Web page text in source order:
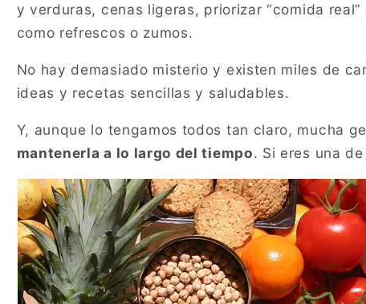
y verduras, cenas ligeras, priorizar “comida
como refrescos o zumos.
No hay demasiado misterio y existen miles de
ideas y recetas sencillas y saludables.
Y, aunque lo tengamos todos tan claro, mucha
mantenerla a lo largo del tiempo. Si eres una